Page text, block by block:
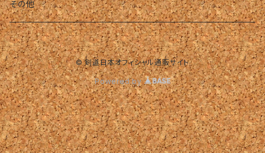
バックナンバー（復刊前）
2019年
2020年
特別号
2021年
その他
© 剣道日本オフィシャル通販サイト
Powered by